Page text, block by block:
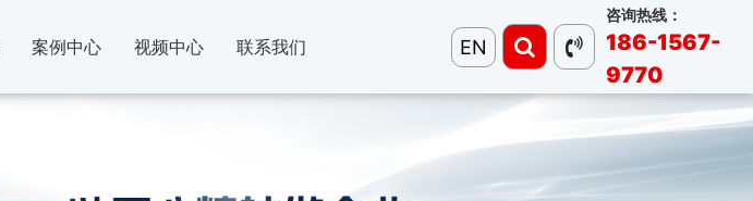
案例中心 视频中心 联系我们 EN
咨询热线：
186-1567-
9770